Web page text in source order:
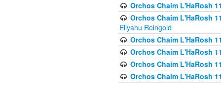
Orchos Chaim L'HaRosh
Orchos Chaim L'HaRosh
Eliyahu Reingold
Orchos Chaim L'HaRosh
Orchos Chaim L'HaRosh
Orchos Chaim L'HaRosh
Orchos Chaim L'HaRosh